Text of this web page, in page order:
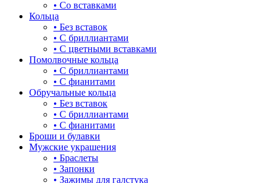
другие религии
животный мир
жучки и букашки
звезды
знаки зодиака
капля
квадрат (куб)
клевер
• Со вставками
Кольца
• Без вставок
• С бриллиантами
• С цветными вставками
Помолвочные кольца
• С бриллиантами
• С фианитами
Обручальные кольца
• Без вставок
• С бриллиантами
• С фианитами
Броши и булавки
Мужские украшения
• Браслеты
• Запонки
• Зажимы для галстука